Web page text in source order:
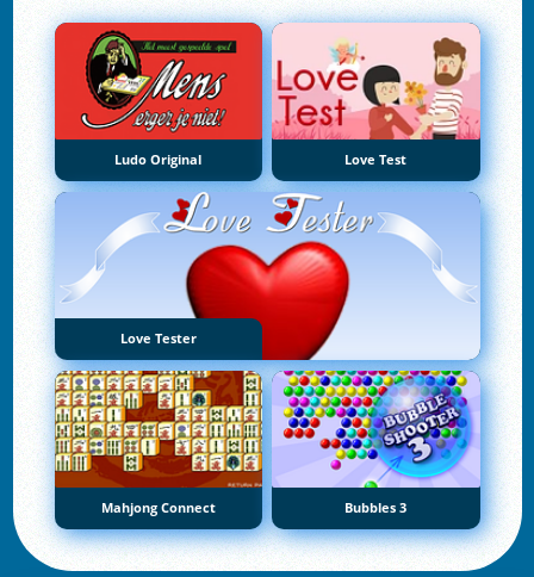
Ludo Original Love Test
Love Tester
Mahjong Connect Bubbles 3